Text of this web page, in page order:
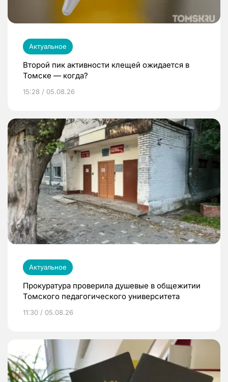
Актуальное
Второй пик активности клещей ожидается в
Томске — когда?
15:28 / 05.08.26
Актуальное
Прокуратура проверила душевые в общежитии
Томского педагогического университета
11:30 / 05.08.26